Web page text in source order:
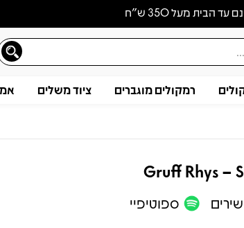
הבית מעל 350 ש״ח
רמקולים מוגברים ציוד משלים
Gruff Rhys –
ספוטיפיי